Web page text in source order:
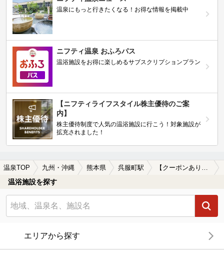
温泉にもっと行きたくなる！お得な情報を掲載中
ニフティ温泉 おふろパス
温浴施設をお得に楽しめるサブスクリプションプラン
【ニフティライフスタイル株主優待のご案
内】
株主優待制度で人気の温浴施設に行こう！対象施設が
拡充されました！
温泉TOP 九州・沖縄 熊本県 呉服町駅 【クーポンあり】マッサージ、エステがある呉服町駅近くの温泉、日帰り温泉、スーパー銭湯おすすめ
温浴施設を探す
エリアから探す